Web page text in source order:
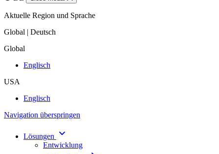
Aktuelle Region und Sprache
Global | Deutsch
Global
Englisch
USA
Englisch
Navigation überspringen
Lösungen
Entwicklung